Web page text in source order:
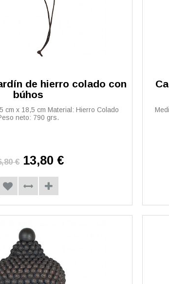
de hierro colado con
búhos
cm x 18,5 cm Material: Hierro Colado
neto: 790 grs.
€ 13,80 €